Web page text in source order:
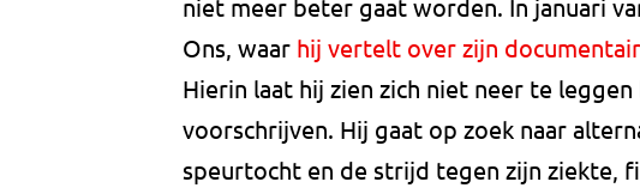
niet meer beter gaat worden. In januari
Ons, waar hij vertelt over zijn
Hierin laat hij zien zich niet neer te
voorschrijven. Hij gaat op zoek naar
speurtocht en de strijd tegen zijn ziekte,